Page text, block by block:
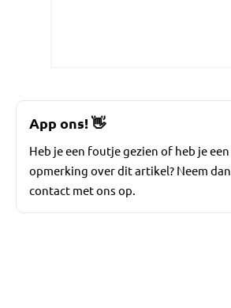
App ons!👋
Heb je een foutje gezien of heb je een
opmerking over dit artikel? Neem dan
contact met ons op.